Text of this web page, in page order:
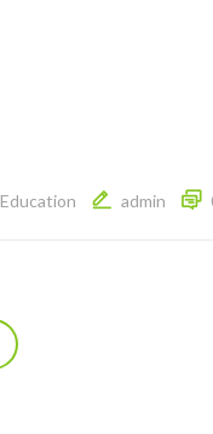
Education admin